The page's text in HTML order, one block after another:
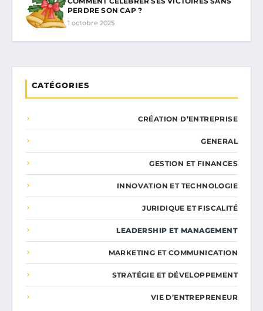
PERDRE SON CAP ?
1 octobre 2025
CATÉGORIES
CRÉATION D’ENTREPRISE
GENERAL
GESTION ET FINANCES
INNOVATION ET TECHNOLOGIE
JURIDIQUE ET FISCALITÉ
LEADERSHIP ET MANAGEMENT
MARKETING ET COMMUNICATION
STRATÉGIE ET DÉVELOPPEMENT
VIE D’ENTREPRENEUR